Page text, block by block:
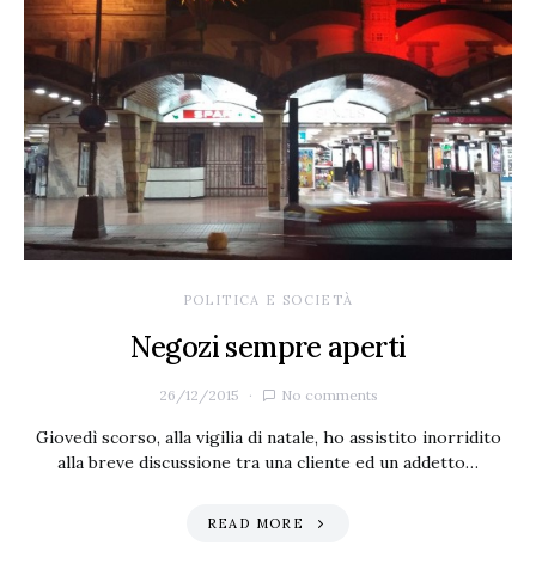
POLITICA E SOCIETÀ
Negozi sempre aperti
26/12/2015 No comments
Giovedì scorso, alla vigilia di natale, ho assistito inorridito
alla breve discussione tra una cliente ed un addetto…
READ MORE